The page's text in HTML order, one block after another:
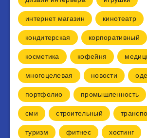
интернет магазин
кинотеатр
кондитерская
корпоративный
косметика
кофейня
многоцелевая
новости
портфолио
промышленность
сми
строительный
туризм
фитнес
хостинг